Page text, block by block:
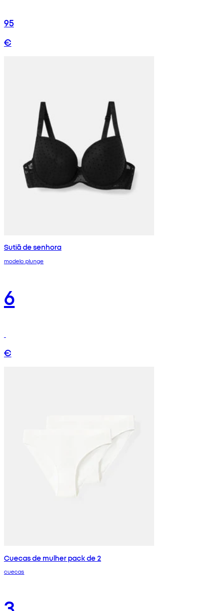
95
€
Sutiã de senhora
modelo plunge
6
€
Cuecas de mulher pack de 2
cuecas